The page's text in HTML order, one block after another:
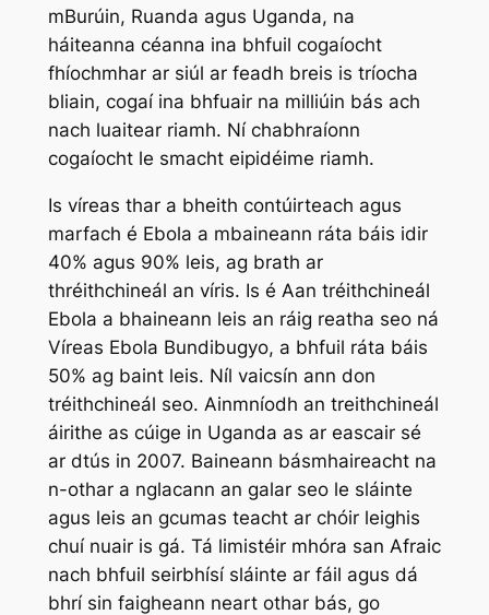
mBurúin, Ruanda agus Uganda, na
háiteanna céanna ina bhfuil cogaíocht
fhíochmhar ar siúl ar feadh breis is tríocha
bliain, cogaí ina bhfuair na milliúin bás ach
nach luaitear riamh. Ní chabhraíonn
cogaíocht le smacht eipidéime riamh.
Is víreas thar a bheith contúirteach agus
marfach é Ebola a mbaineann ráta báis idir
40% agus 90% leis, ag brath ar
thréithchineál an víris. Is é Aan tréithchineál
Ebola a bhaineann leis an ráig reatha seo ná
Víreas Ebola Bundibugyo, a bhfuil ráta báis
50% ag baint leis. Níl vaicsín ann don
tréithchineál seo. Ainmníodh an treithchineál
áirithe as cúige in Uganda as ar eascair sé
ar dtús in 2007. Baineann básmhaireacht na
n-othar a nglacann an galar seo le sláinte
agus leis an gcumas teacht ar chóir leighis
chuí nuair is gá. Tá limistéir mhóra san Afraic
nach bhfuil seirbhísí sláinte ar fáil agus dá
bhrí sin faigheann neart othar bás, go